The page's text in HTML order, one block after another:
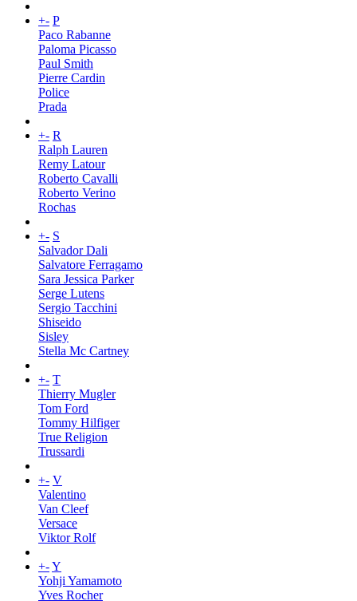
+- P
Paco Rabanne
Paloma Picasso
Paul Smith
Pierre Cardin
Police
Prada
+- R
Ralph Lauren
Remy Latour
Roberto Cavalli
Roberto Verino
Rochas
+- S
Salvador Dali
Salvatore Ferragamo
Sara Jessica Parker
Serge Lutens
Sergio Tacchini
Shiseido
Sisley
Stella Mc Cartney
+- T
Thierry Mugler
Tom Ford
Tommy Hilfiger
True Religion
Trussardi
+- V
Valentino
Van Cleef
Versace
Viktor Rolf
+-Y
Yohji Yamamoto
Yves Rocher